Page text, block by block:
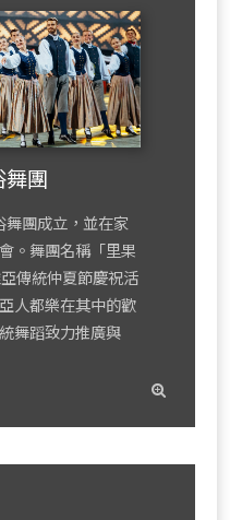
舞團
團成立，並在家
。舞團名稱「里果
傳統仲夏節慶祝活
人都樂在其中的歡
舞蹈致力推廣與